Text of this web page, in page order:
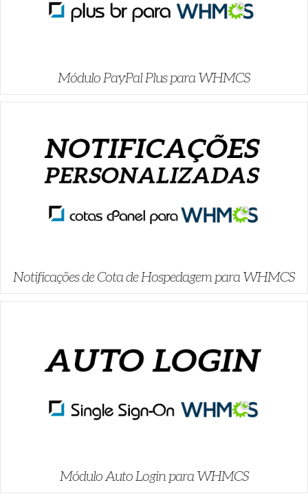
Módulo PayPal Plus para WHMCS
Notificações de Cota de Hospedagem para WHMCS
Módulo Auto Login para WHMCS